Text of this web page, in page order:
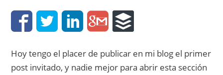
Hoy tengo el placer de publicar en mi blog el primer
post invitado, y nadie mejor para abrir esta sección